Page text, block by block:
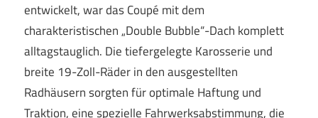
entwickelt, war das Coupé mit dem
charakteristischen „Double Bubble“-Dach komplett
alltagstauglich. Die tiefergelegte Karosserie und
breite 19-Zoll-Räder in den ausgestellten
Radhäusern sorgten für optimale Haftung und
Traktion, eine spezielle Fahrwerksabstimmung, die